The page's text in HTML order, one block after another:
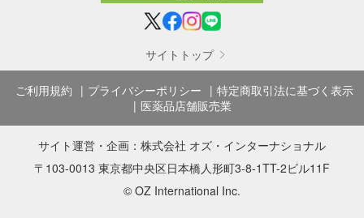
サイトトップ
ご利用規約 プライバシーポリシー
特定商取引法に基づく表示
医薬品店舗販売業
サイト運営・企画： 株式会社 オズ・インターナショナル
〒103-0013 東京都中央区日本橋人形町3-8-1TT-2ビル11F
© OZ International Inc.